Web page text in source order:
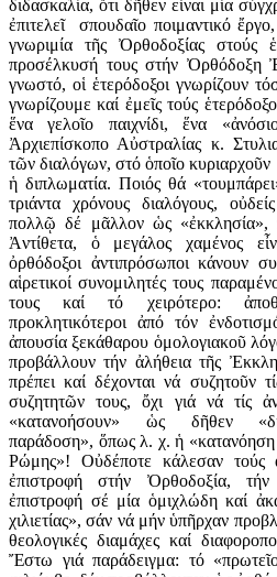
διδασκαλία, ὅτι δῆθεν εἶναι μία
ἐπιτελεῖ σπουδαῖο ποιμαντικό
γνωριμία τῆς Ὀρθοδοξίας στούς
προσέλκυσή τους στήν Ὀρθόδοξη
γνωστό, οἱ ἑτερόδοξοι γνωρίζουν
γνωρίζουμε καί ἐμεῖς τούς
ἕνα γελοῖο παιχνίδι, ἕνα
Ἀρχιεπίσκοπο Αὐστραλίας κ.
τῶν διαλόγων, στό ὁποῖο
ἡ διπλωματία. Ποιός θά
τριάντα χρόνους διαλόγους,
πολλῷ δέ μᾶλλον ὡς «ἐκκλησία»,
Ἀντίθετα, ὁ μεγάλος χαμένος
ὀρθόδοξοι ἀντιπρόσωποι κάνουν
αἱρετικοί συνομιλητές τους
τους καί τό χειρότερο:
προκλητικότεροι ἀπό τόν
ἀπουσία ξεκάθαρου ὁμολογιακοῦ
προβάλλουν τήν ἀλήθεια τῆς
πρέπει καί δέχονται νά συζητοῦν
συζητητῶν τους, ὄχι γιά νά τίς
«κατανοήσουν» ὡς δῆθεν
παράδοση», ὅπως λ. χ. ἡ «κατανόηση
Ρώμης»! Οὐδέποτε κάλεσαν τούς
ἐπιστροφή στήν Ὀρθοδοξία,
ἐπιστροφή σέ μία ὁμιχλώδη καί
χιλιετίας», σάν νά μήν ὑπῆρχαν
θεολογικές διαμάχες καί
Ἔστω γιά παράδειγμα: τό